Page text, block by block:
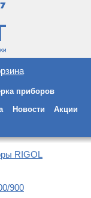
приборов
Новости Акции
RIGOL
900